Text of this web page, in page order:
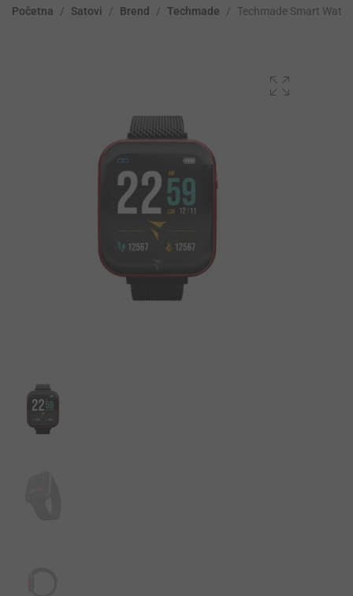
Početna / Satovi / Brend / Techmade / Techmade Smart